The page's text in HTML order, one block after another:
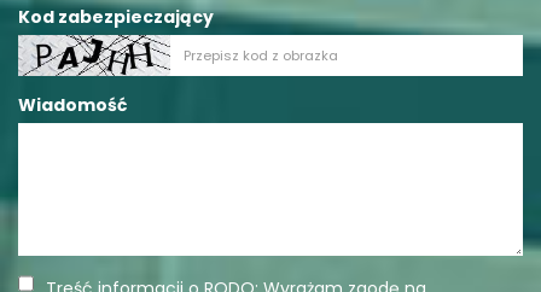
Kod zabezpieczający
Wiadomość